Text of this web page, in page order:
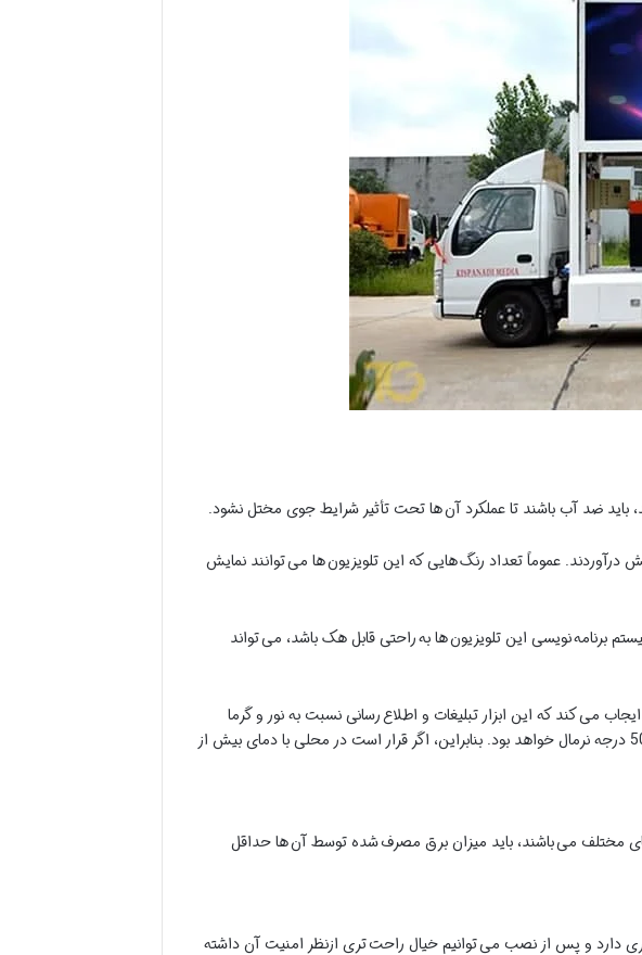
ضد آب باشند تا عملکرد آن ها تحت تأثیر شرایط جوی مختل نشود.
درآوردند. عموماً تعداد رنگ هایی که این تلویزیون ها می توانند نمایش
برنامه نویسی این تلویزیون ها به راحتی قابل هک باشد، می تواند
می کند که این ابزار تبلیغات و اطلاع رسانی نسبت به نور و گرما
مقاوم باشد تا کار آیی و عملکرد آن به مرورزمان کاهش پیدا نکند. عموماً عملکرد این تلویزیون ها تا دمای 50 درجه نرمال خواهد بود. بنابراین، اگر قرار است در محلی با دمای بیش از
مختلف می باشند، باید میزان برق مصرف شده توسط آن ها حداقل
دارد و پس از نصب می توانیم خیال راحت تری ازنظر امنیت آن داشته